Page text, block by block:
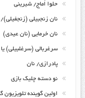
حلوا اُماج/ شیرینی
نان زنجبیلی
نان خرمایی (نان عیدی)
سرغربالی (سرغلبیلی)
پادرازی/ نان
نو دسته چلیک بازی
اولین گوینده